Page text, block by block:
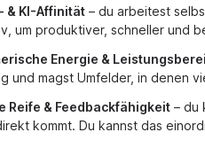
& KI-Affinität – du arbeitest
um produktiver, schneller und
Energie &
und magst Umfelder, in denen
Reife & Feedbackfähigkeit – du
kommt. Du kannst das